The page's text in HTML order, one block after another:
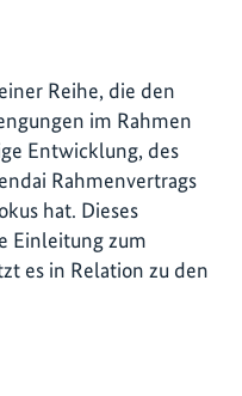
Reihe, die den
im Rahmen
Entwicklung, des
Rahmenvertrags
hat. Dieses
Einleitung zum
es in Relation zu den